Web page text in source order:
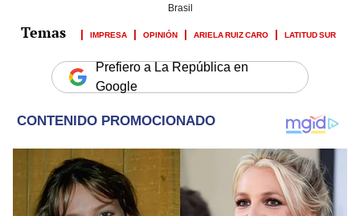
Brasil
IMPRESA OPINIÓN ARIELA RUIZ CARO LATITUD SUR
Prefiero a La República en
Google